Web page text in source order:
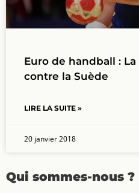
Euro de handball : La
contre la Suède
LIRE LA SUITE »
20 janvier 2018
Qui sommes-nous ?